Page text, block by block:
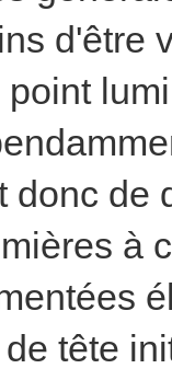
d'être
donc de
à
tête